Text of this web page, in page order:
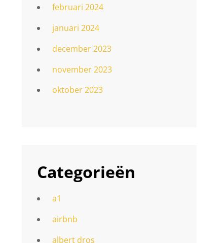
februari 2024
januari 2024
december 2023
november 2023
oktober 2023
Categorieën
a1
airbnb
albert dros